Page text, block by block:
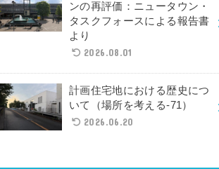
ンの再評価：ニュータウン・
タスクフォースによる報告書
より
2026.08.01
計画住宅地における歴史につ
いて（場所を考える-71）
2026.06.20